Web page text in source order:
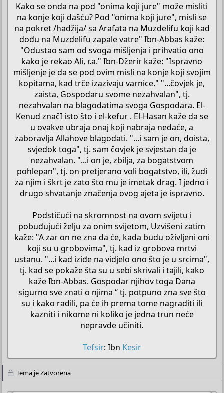
Kako se onda na pod "onima koji jure" može misliti
na konje koji dašću? Pod "onima koji jure", misli se
na pokret /hadžija/ sa Arafata na Muzdelifu koji kad
dođu na Muzdelifu zapale vatre" Ibn-Abbas kaže:
"Odustao sam od svoga mišljenja i prihvatio ono
kako je rekao Ali, r.a." Ibn-Džerir kaže: "Ispravno
mišljenje je da se pod ovim misli na konje koji svojim
kopitama, kad trče izazivaju varnice." "...čovjek je,
zaista, Gospodaru svome nezahvalan", tj.
nezahvalan na blagodatima svoga Gospodara. El-
Kenud značI isto što i el-kefur . El-Hasan kaže da se
u ovakve ubraja onaj koji nabraja nedaće, a
zaboravlja Allahove blagodati. "...i sam je on, doista,
svjedok toga", tj. sam čovjek je svjestan da je
nezahvalan. "...i on je, zbilja, za bogatstvom
pohlepan", tj. on pretjerano voli bogatstvo, ili, žudi
za njim i škrt je zato što mu je imetak drag. I jedno i
drugo shvatanje značenja ovog ajeta je ispravno.
Podstičući na skromnost na ovom svijetu i
pobuđujući želju za onim svijetom, Uzvišeni zatim
kaže: "A zar on ne zna da će, kada budu oživljeni oni
koji su u grobovima", tj. kad iz grobova mrtvi
ustanu. "...i kad iziđe na vidjelo ono što je u srcima",
tj. kad se pokaže šta su u sebi skrivali i tajili, kako
kaže Ibn-Abbas. Gospodar njihov toga Dana
sigurno sve znati o njima “ tj. potpuno zna sve što
su i kako radili, pa će ih prema tome nagraditi ili
kazniti i nikome ni koliko je jedna trun neće
nepravde učiniti.
Tefsir: Ibn Kesir
Tema je Zatvorena